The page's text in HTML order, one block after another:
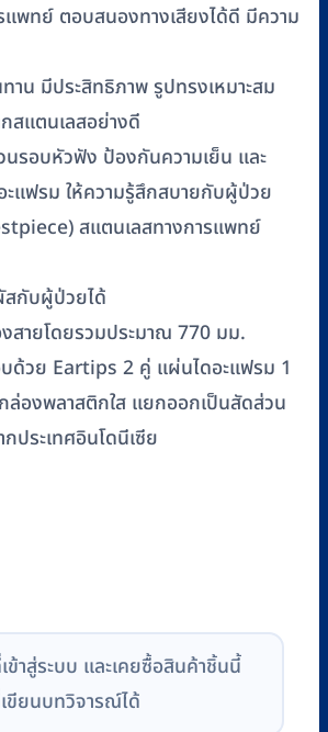
พทย์ ตอบสนองทางเสียงได้ดี มีความ
าน มีประสิทธิภาพ รูปทรงเหมาะสม
สแตนเลสอย่างดี
นรอบหัวฟัง ป้องกันความเย็น และ
แฟรม ให้ความรู้สึกสบายกับผู้ป่วย
สแตนเลสทางการแพทย์
กับผู้ป่วยได้
สายโดยรวมประมาณ 770 มม.
ด้วย Eartips 2 คู่ แผ่นไดอะแฟรม 1
ล่องพลาสติกใส แยกออกเป็นสัดส่วน
ระเทศอินโดนีเซีย
ข้าสู่ระบบ และเคยซื้อสินค้าชิ้นนี้
ขียนบทวิจารณ์ได้